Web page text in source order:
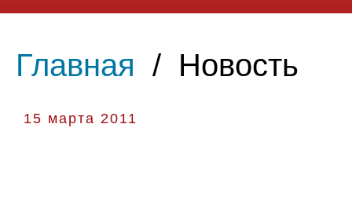
Главная / Новость
15 марта 2011